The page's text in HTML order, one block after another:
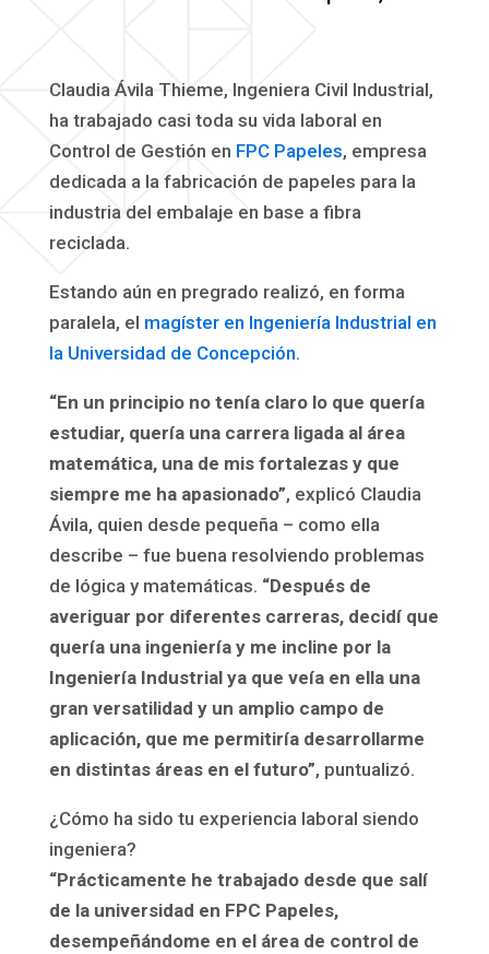
Claudia Ávila Thieme, Ingeniera Civil Industrial,
ha trabajado casi toda su vida laboral en
Control de Gestión en FPC Papeles, empresa
dedicada a la fabricación de papeles para la
industria del embalaje en base a fibra
reciclada.
Estando aún en pregrado realizó, en forma
paralela, el magíster en Ingeniería Industrial en
la Universidad de Concepción.
“En un principio no tenía claro lo que quería
estudiar, quería una carrera ligada al área
matemática, una de mis fortalezas y que
siempre me ha apasionado”, explicó Claudia
Ávila, quien desde pequeña – como ella
describe – fue buena resolviendo problemas
de lógica y matemáticas. “Después de
averiguar por diferentes carreras, decidí que
quería una ingeniería y me incline por la
Ingeniería Industrial ya que veía en ella una
gran versatilidad y un amplio campo de
aplicación, que me permitiría desarrollarme
en distintas áreas en el futuro”, puntualizó.
¿Cómo ha sido tu experiencia laboral siendo
ingeniera?
“Prácticamente he trabajado desde que salí
de la universidad en FPC Papeles,
desempeñándome en el área de control de